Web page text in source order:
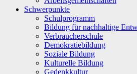
Schwerpunkte
Schulprogramm
Bildung für nachhaltige
Verbraucherschule
Demokratiebildung
Soziale Bildung
Kulturelle Bildung
Gedenkkultur